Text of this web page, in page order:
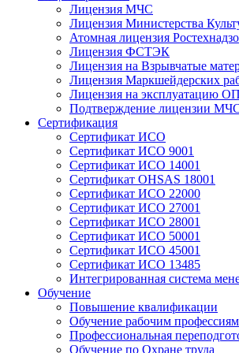
Лицензия МЧС
Лицензия Министерства
Атомная лицензия
Лицензия ФСТЭК
Лицензия на Взрывчатые
Лицензия Маркшейдерских
Лицензия на эксплуатацию
Подтверждение лицензии
Сертификация
Сертификат ИСО
Сертификат ИСО 9001
Сертификат ИСО 14001
Сертификат OHSAS 18001
Сертификат ИСО 22000
Сертификат ИСО 27001
Сертификат ИСО 28001
Сертификат ИСО 50001
Сертификат ИСО 45001
Сертификат ИСО 13485
Интегрированная система
Обучение
Повышение квалификации
Обучение рабочим профессиям
Профессиональная
Обучение по Охране труда